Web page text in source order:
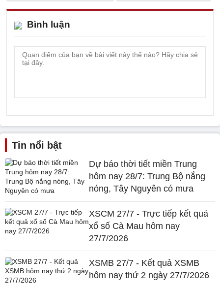
Bình luận
Tin nổi bật
Dự báo thời tiết miền Trung
hôm nay 28/7: Trung Bộ nắng
nóng, Tây Nguyên có mưa
XSCM 27/7 - Trực tiếp kết quả
xổ số Cà Mau hôm nay
27/7/2026
XSMB 27/7 - Kết quả XSMB
hôm nay thứ 2 ngày 27/7/2026